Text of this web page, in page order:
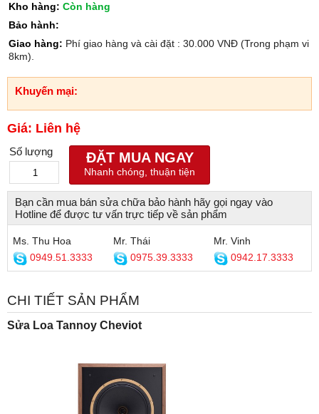
Kho hàng: Còn hàng
Bảo hành:
Giao hàng: Phí giao hàng và cài đặt : 30.000 VNĐ (Trong phạm vi
8km).
Khuyến mại:
Giá: Liên hệ
Số lượng ĐẶT MUA NGAY
Nhanh chóng, thuận tiện
Bạn cần mua bán sửa chữa bảo hành hãy gọi ngay vào
Hotline để được tư vấn trực tiếp về sản phẩm
Ms. Thu Hoa
0949.51.3333
Mr. Thái
0975.39.3333
Mr. Vinh
0942.17.3333
CHI TIẾT SẢN PHẨM
Sửa Loa Tannoy Cheviot